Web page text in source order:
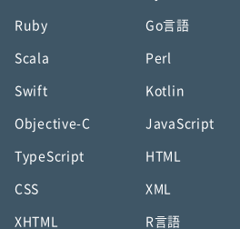
Ruby Go言語
Scala Perl
Swift Kotlin
Objective-C JavaScript
TypeScript HTML
CSS XML
XHTML R言語